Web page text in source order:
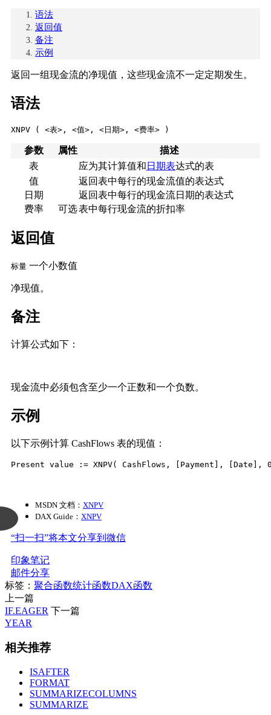
语法
返回值
备注
示例
返回一组现金流的净现值，这些现金流不一定定期发生。
语法
XNPV ( <表>, <值>, <日期>, <费率> )
参数 属性
描述
表
应为其计算值和 日期表达式的表
值
返回表中每行的现金流值的表达式
日期
返回表中每行的现金流日期的表达式
费率
可选表中每行现金流的折扣率
返回值
标量 一个小数值
净现值。
备注
计算公式如下：
现金流中必须包含至少一个正数和一个负数。
示例
以下示例计算 CashFlows 表的现值：
Present value := XNPV( CashFlows, [Payment], [Date],
MSDN 文档： XNPV
DAX Guide： XNPV
“扫一扫”将本文分享到微信
印象笔记
邮件分享
标签： 聚合函数统计函数DAX函数
上一篇
IF.EAGER 下一篇
YEAR
相关推荐
ISAFTER
FORMAT
SUMMARIZECOLUMNS
SUMMARIZE